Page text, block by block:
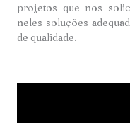
projetos que nos
neles soluções
de qualidade.